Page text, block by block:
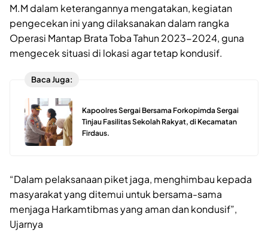
M.M dalam keterangannya mengatakan, kegiatan
pengecekan ini yang dilaksanakan dalam rangka
Operasi Mantap Brata Toba Tahun 2023-2024, guna
mengecek situasi di lokasi agar tetap kondusif.
Baca Juga:
Kapoolres Sergai Bersama Forkopimda Sergai
Tinjau Fasilitas Sekolah Rakyat, di Kecamatan
Firdaus.
“Dalam pelaksanaan piket jaga, menghimbau kepada
masyarakat yang ditemui untuk bersama-sama
menjaga Harkamtibmas yang aman dan kondusif”,
Ujarnya